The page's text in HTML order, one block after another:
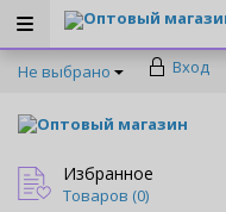
Оптовый
Не выбрано Вход
Оптовый магазин
Избранное
Товаров (0)